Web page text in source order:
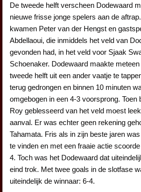
De tweede helft verscheen Dodewaard
nieuwe frisse jonge spelers aan de
kwamen Peter van der Hengst en
Abdellaoui, die inmiddels het veld van
gevonden had, in het veld voor Sjaak
Schoenaker. Dodewaard maakte
tweede helft uit een ander vaatje te
terug gedrongen en binnen 10 minuten
omgebogen in een 4-3 voorsprong. Toen
Roy geblesseerd van het veld moest
aanval. Er was echter geen rekening
Tahamata. Fris als in zijn beste jaren
te vinden en met een fraaie actie
4. Toch was het Dodewaard dat
eind trok. Met twee goals in de slotfase
uiteindelijk de winnaar: 6-4.